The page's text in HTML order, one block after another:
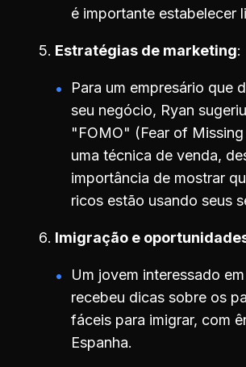
é importante estabelecer
Estratégias de marketing
Para um empresário que
seu negócio, Ryan
"FOMO" (Fear of
uma técnica de venda,
importância de mostrar
ricos estão usando seus
Imigração e
Um jovem interessado
recebeu dicas sobre os
fáceis para imigrar, com
Espanha.